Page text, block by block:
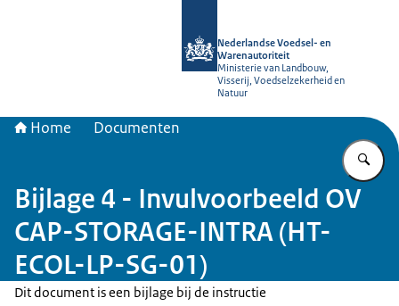
Nederlandse Voedsel- en
Warenautoriteit
Ministerie van Landbouw,
Visserij, Voedselzekerheid en
Natuur
Home Documenten
Bijlage 4 - Invulvoorbeeld OV
CAP-STORAGE-INTRA (HT-
ECOL-LP-SG-01)
Dit document is een bijlage bij de instructie